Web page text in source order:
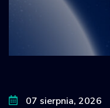
07 sierpnia, 2026